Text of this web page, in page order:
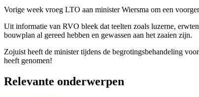
Vorige week vroeg LTO aan minister Wiersma om een
Uit informatie van RVO bleek dat teelten zoals luzerne,
bouwplan al gereed hebben en gewassen aan het zaaien zijn.
Zojuist heeft de minister tijdens de begrotingsbehandeling
heeft genomen!
Relevante onderwerpen